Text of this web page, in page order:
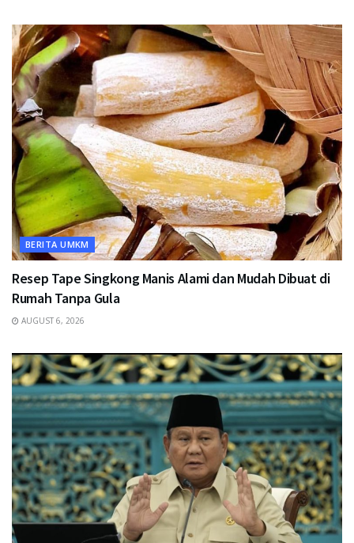
BERITA UMKM
Resep Tape Singkong Manis Alami dan Mudah Dibuat di
Rumah Tanpa Gula
AUGUST 6, 2026